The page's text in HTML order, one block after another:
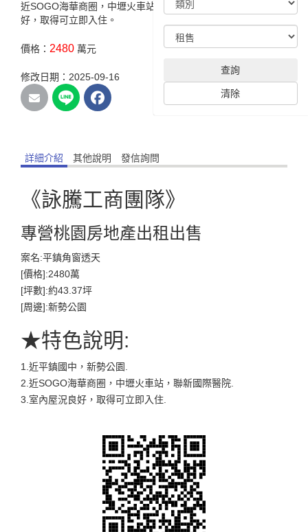
查詢
清除
近SOGO海華商圈，中壢火車站，聯新國際醫院，室內屋況良
好，取得可立即入住。
價格： 2480 萬元
修改日期：2025-09-16
詳細介紹 其他說明 發信詢問
《詠騰工商團隊》
專營桃園房地產出租出售
案名:平鎮角窗透天
[價格]:2480萬
[坪數]:約43.37坪
[周邊]:新勢公園
★特色說明:
1.近平鎮國中，新勢公園.
2.近SOGO海華商圈，中壢火車站，聯新國際醫院.
3.室內屋況良好，取得可立即入住.